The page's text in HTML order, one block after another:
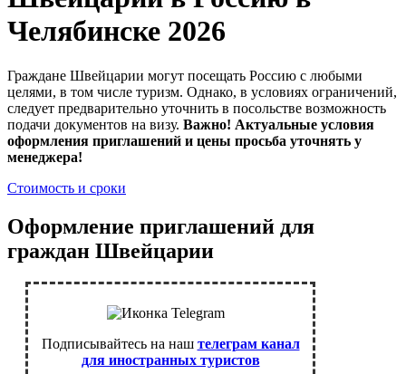
Челябинске 2026
Граждане Швейцарии могут посещать Россию с любыми
целями, в том числе туризм. Однако, в условиях ограничений,
следует предварительно уточнить в посольстве возможность
подачи документов на визу. Важно! Актуальные условия
оформления приглашений и цены просьба уточнять у
менеджера!
Стоимость и сроки
Оформление приглашений для
граждан Швейцарии
Подписывайтесь на наш телеграм канал
для иностранных туристов